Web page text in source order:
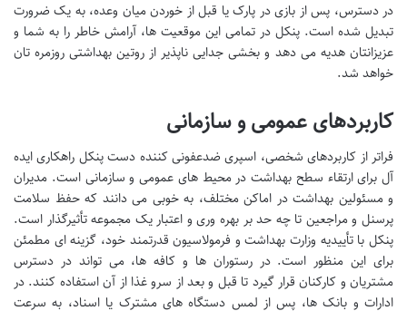
در دسترس، پس از بازی در پارک یا قبل از خوردن میان وعده، به یک ضرورت
تبدیل شده است. پنکل در تمامی این موقعیت ها، آرامش خاطر را به شما و
عزیزانتان هدیه می دهد و بخشی جدایی ناپذیر از روتین بهداشتی روزمره تان
خواهد شد.
کاربردهای عمومی و سازمانی
فراتر از کاربردهای شخصی، اسپری ضدعفونی کننده دست پنکل راهکاری ایده
آل برای ارتقاء سطح بهداشت در محیط های عمومی و سازمانی است. مدیران
و مسئولین بهداشت در اماکن مختلف، به خوبی می دانند که حفظ سلامت
پرسنل و مراجعین تا چه حد بر بهره وری و اعتبار یک مجموعه تأثیرگذار است.
پنکل با تأییدیه وزارت بهداشت و فرمولاسیون قدرتمند خود، گزینه ای مطمئن
برای این منظور است. در رستوران ها و کافه ها، می تواند در دسترس
مشتریان و کارکنان قرار گیرد تا قبل و بعد از سرو غذا از آن استفاده کنند. در
ادارات و بانک ها، پس از لمس دستگاه های مشترک یا اسناد، به سرعت